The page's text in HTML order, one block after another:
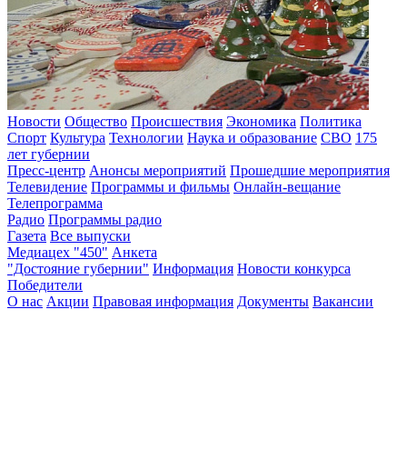
Новости Общество Происшествия Экономика Политика
Спорт Культура Технологии Наука и образование СВО 175
лет губернии
Пресс-центр Анонсы мероприятий Прошедшие мероприятия
Телевидение Программы и фильмы Онлайн-вещание
Телепрограмма
Радио Программы радио
Газета Все выпуски
Медиацех "450" Анкета
"Достояние губернии" Информация Новости конкурса
Победители
О нас Акции Правовая информация Документы Вакансии